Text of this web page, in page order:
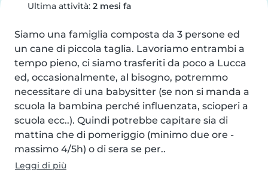
Ultima attività: 2 mesi fa
Siamo una famiglia composta da 3 persone ed
un cane di piccola taglia. Lavoriamo entrambi a
tempo pieno, ci siamo trasferiti da poco a Lucca
ed, occasionalmente, al bisogno, potremmo
necessitare di una babysitter (se non si manda a
scuola la bambina perché influenzata, scioperi a
scuola ecc..). Quindi potrebbe capitare sia di
mattina che di pomeriggio (minimo due ore -
massimo 4/5h) o di sera se per..
Leggi di più